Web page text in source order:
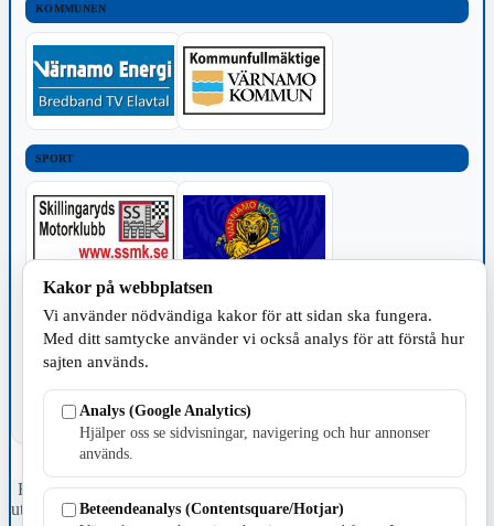
KOMMUNEN
SPORT
TILLVERKNING
Fristående webbtidningsföretag grundat 1991 som sedan 2002 ger
ut tidningen Skillingaryd.nu och 2010 lanserades Värnamo.nu. Från
Kakor på webbplatsen
Vi använder nödvändiga kakor för att sidan ska fungera.
Med ditt samtycke använder vi också analys för att förstå hur
sajten används.
Analys (Google Analytics)
Hjälper oss se sidvisningar, navigering och hur annonser
används.
Beteendeanalys (Contentsquare/Hotjar)